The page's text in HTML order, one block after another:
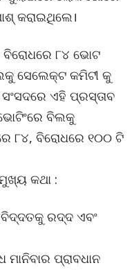
କରାଇଥିଲେ।
ବିରୋଧରେ ୮୪ ଭୋଟ
ସେଲେକ୍ଟ କମିଟୀ କୁ
ଏହି ପ୍ରସ୍ତାବ
ବିଲକୁ
୮୪, ବିରୋଧରେ ୧୦୦ ଟି
କଥା :
ବିଦ୍ଦତକୁ ରଦ୍ଦ ଏବଂ
ପ୍ରାବଧାନ